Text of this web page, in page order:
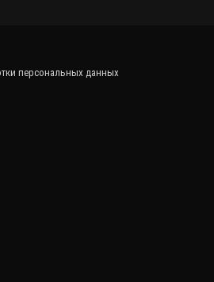
персональных данных